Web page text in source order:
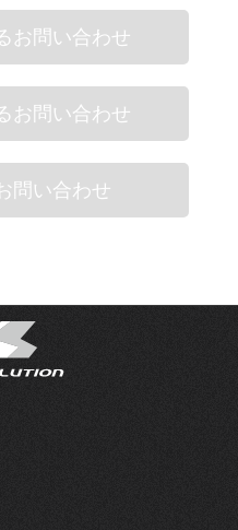
お問い合わせ
お問い合わせ
問い合わせ